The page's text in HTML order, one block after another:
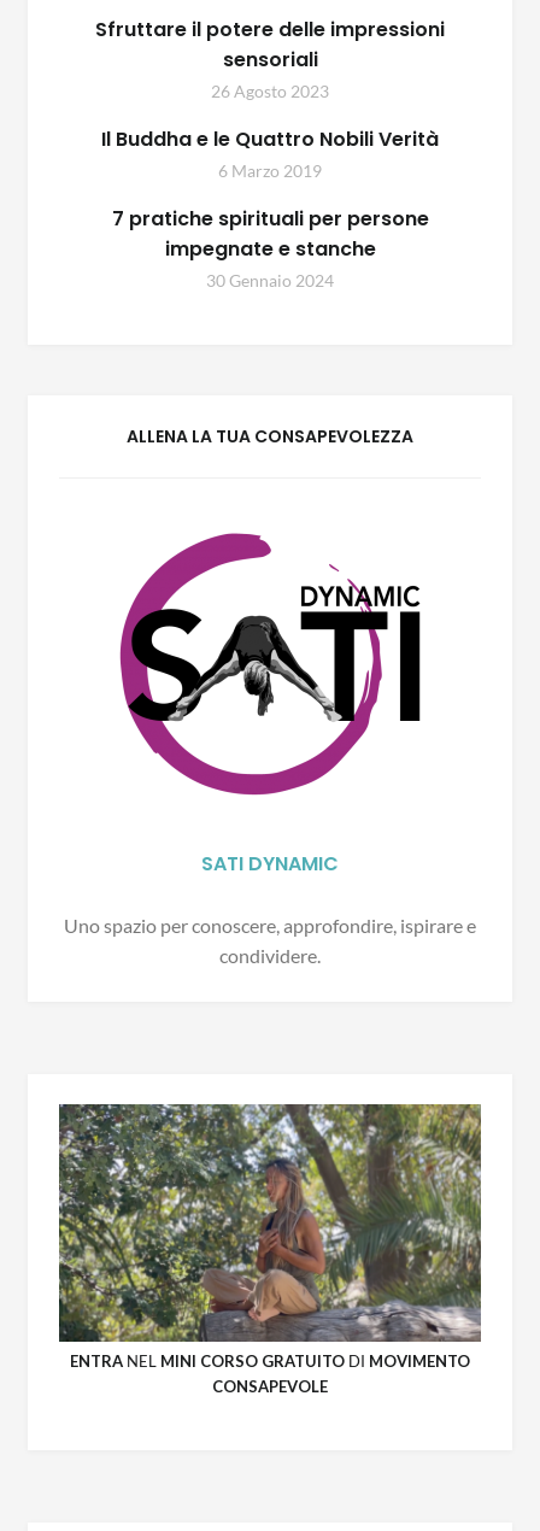
Sfruttare il potere delle impressioni
sensoriali
26 Agosto 2023
Il Buddha e le Quattro Nobili Verità
6 Marzo 2019
7 pratiche spirituali per persone
impegnate e stanche
30 Gennaio 2024
ALLENA LA TUA CONSAPEVOLEZZA
SATI DYNAMIC
Uno spazio per conoscere, approfondire, ispirare e
condividere.
ENTRA NEL MINI CORSO GRATUITO DI MOVIMENTO
CONSAPEVOLE